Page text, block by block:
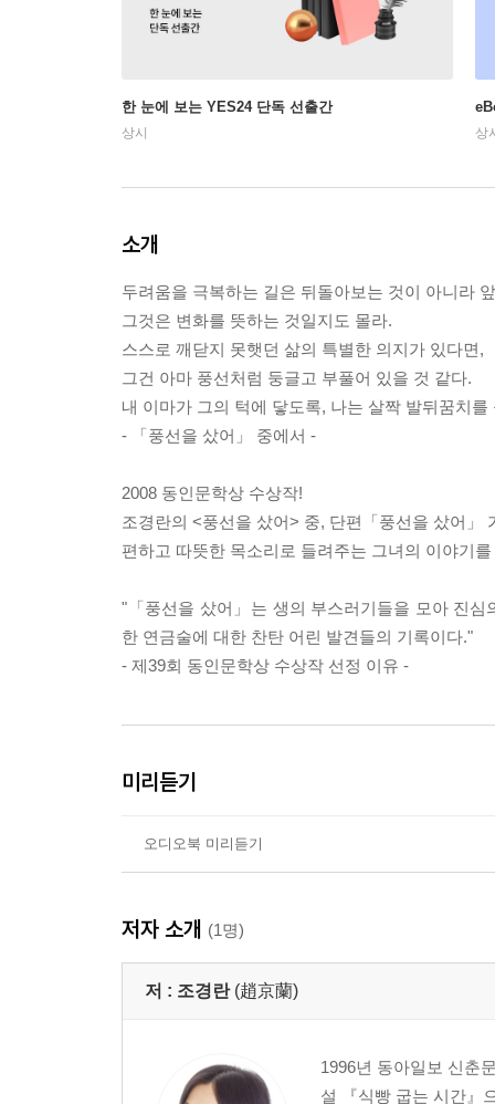
한 눈에 보는 YES24 단독 선출간
상시 상
소개
두려움을 극복하는 길은 뒤돌아보는 것이 아니라
그것은 변화를 뜻하는 것일지도 몰라.
스스로 깨닫지 못햇던 삶의 특별한 의지가 있다면,
그건 아마 풍선처럼 둥글고 부풀어 있을 것 같다.
내 이마가 그의 턱에 닿도록, 나는 살짝 발뒤꿈치를
- 「풍선을 샀어」 중에서 -
2008 동인문학상 수상작!
조경란의 <풍선을 샀어> 중, 단편「풍선을 샀어」
편하고 따뜻한 목소리로 들려주는 그녀의 이야기
"「풍선을 샀어」는 생의 부스러기들을 모아 진
한 연금술에 대한 찬탄 어린 발견들의 기록이다."
- 제39회 동인문학상 수상작 선정 이유 -
미리듣기
오디오북 미리듣기
저자 소개 (1명)
저 : 조경란 (趙京蘭)
1996년 동아일보 신춘
설 『식빵 굽는 시간』